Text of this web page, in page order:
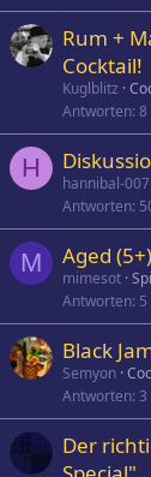
Rum +
Cocktail!
Kuglblitz
Antworten 8
H
hannibal-007
Antworten
M Aged
mimesot
Antworten 5
Black
Semyon
Antworten 3
Der